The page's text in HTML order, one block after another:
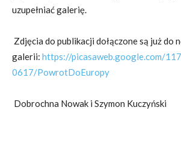
uzupełniać galerię.
Zdjęcia do publikacji dołączone są już do
galerii: https://picasaweb.google.com/
0617/PowrotDoEuropy
Dobrochna Nowak i Szymon Kuczyński